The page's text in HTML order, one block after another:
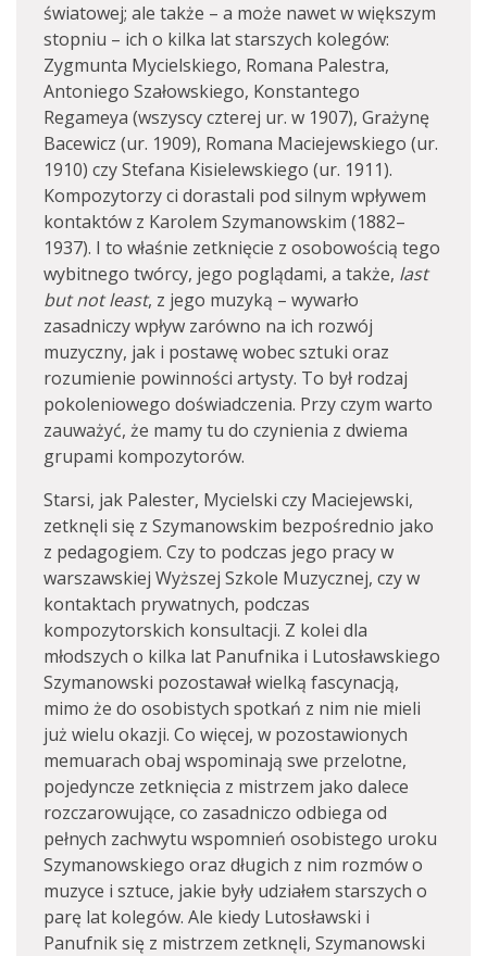
światowej; ale także – a może nawet w większym
stopniu – ich o kilka lat starszych kolegów:
Zygmunta Mycielskiego, Romana Palestra,
Antoniego Szałowskiego, Konstantego
Regameya (wszyscy czterej ur. w 1907), Grażynę
Bacewicz (ur. 1909), Romana Maciejewskiego (ur.
1910) czy Stefana Kisielewskiego (ur. 1911).
Kompozytorzy ci dorastali pod silnym wpływem
kontaktów z Karolem Szymanowskim (1882–
1937). I to właśnie zetknięcie z osobowością tego
wybitnego twórcy, jego poglądami, a także, last
but not least, z jego muzyką – wywarło
zasadniczy wpływ zarówno na ich rozwój
muzyczny, jak i postawę wobec sztuki oraz
rozumienie powinności artysty. To był rodzaj
pokoleniowego doświadczenia. Przy czym warto
zauważyć, że mamy tu do czynienia z dwiema
grupami kompozytorów.
Starsi, jak Palester, Mycielski czy Maciejewski,
zetknęli się z Szymanowskim bezpośrednio jako
z pedagogiem. Czy to podczas jego pracy w
warszawskiej Wyższej Szkole Muzycznej, czy w
kontaktach prywatnych, podczas
kompozytorskich konsultacji. Z kolei dla
młodszych o kilka lat Panufnika i Lutosławskiego
Szymanowski pozostawał wielką fascynacją,
mimo że do osobistych spotkań z nim nie mieli
już wielu okazji. Co więcej, w pozostawionych
memuarach obaj wspominają swe przelotne,
pojedyncze zetknięcia z mistrzem jako dalece
rozczarowujące, co zasadniczo odbiega od
pełnych zachwytu wspomnień osobistego uroku
Szymanowskiego oraz długich z nim rozmów o
muzyce i sztuce, jakie były udziałem starszych o
parę lat kolegów. Ale kiedy Lutosławski i
Panufnik się z mistrzem zetknęli, Szymanowski